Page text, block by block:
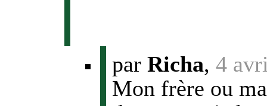
par Richa, 4
Mon frère ou